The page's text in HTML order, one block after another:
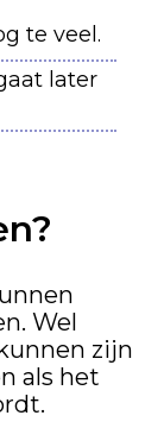
te veel.
later
Wel
zijn
als het